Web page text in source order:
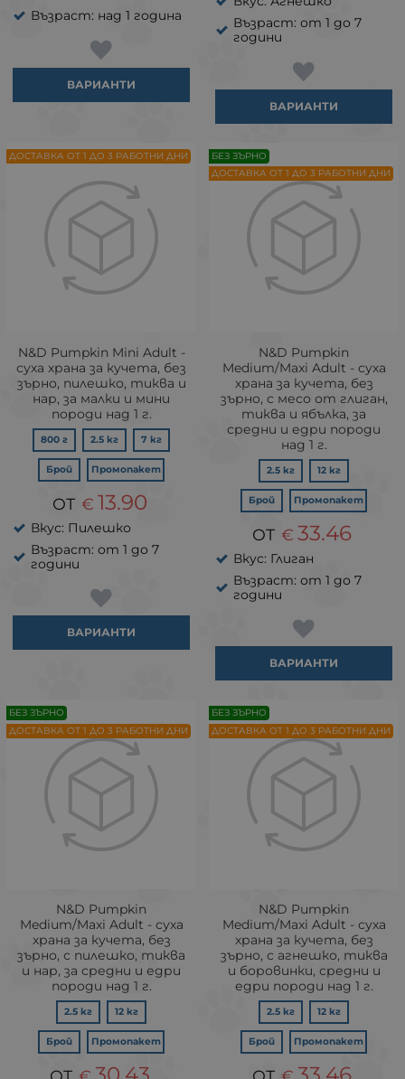
Възраст: над 1 година
ВАРИАНТИ
Възраст: от 1 до 7
години
ВАРИАНТИ
N&D Pumpkin Mini Adult -
суха храна за кучета, без
зърно, пилешко, тиква и
нар, за малки и мини
породи над 1 г.
800 г 2.5 кг 7 кг
Брой Промопакет
13.90
€
Вкус: Пилешко
Възраст: от 1 до 7
години
ВАРИАНТИ
ДОСТАВКА ОТ 1 ДО 3 РАБОТНИ ДНИ
N&D Pumpkin
Medium/Maxi Adult - суха
храна за кучета, без
зърно, с месо от глиган,
тиква и ябълка, за
средни и едри породи
над 1 г.
2.5 кг 12 кг
Брой Промопакет
33.46
€
Вкус: Глиган
Възраст: от 1 до 7
години
ВАРИАНТИ
БЕЗ ЗЪРНО
ДОСТАВКА ОТ 1 ДО 3 РАБОТНИ ДНИ
N&D Pumpkin
Medium/Maxi Adult - суха
храна за кучета, без
зърно, с пилешко, тиква
и нар, за средни и едри
породи над 1 г.
2.5 кг 12 кг
Брой Промопакет
БЕЗ ЗЪРНО
ДОСТАВКА ОТ 1 ДО 3 РАБОТНИ ДНИ
N&D Pumpkin
Medium/Maxi Adult - суха
храна за кучета, без
зърно, с агнешко, тиква
и боровинки, средни и
едри породи над 1 г.
2.5 кг 12 кг
Брой Промопакет
БЕЗ ЗЪРНО
ДОСТАВКА ОТ 1 ДО 3 РАБОТНИ ДНИ